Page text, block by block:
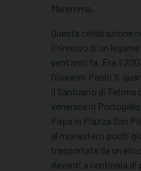
Maremma.
Questa celebrazione
il rinnovo di un
vent’anni fa. Era il
Giovanni Paolo II,
il Santuario di Fatima
venerata in
Papa in Piazza San
al monastero pochi
trasportata da un
davanti a centinaia di